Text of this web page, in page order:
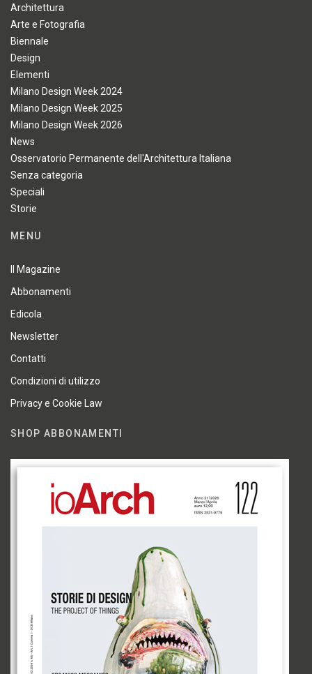
Architettura
Arte e Fotografia
Biennale
Design
Elementi
Milano Design Week 2024
Milano Design Week 2025
Milano Design Week 2026
News
Osservatorio Permanente dell'Architettura Italiana
Senza categoria
Speciali
Storie
MENU
Il Magazine
Abbonamenti
Edicola
Newsletter
Contatti
Condizioni di utilizzo
Privacy e Cookie Law
SHOP ABBONAMENTI